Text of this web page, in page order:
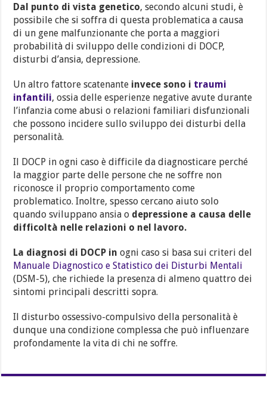
Dal punto di vista genetico, secondo alcuni studi, è
possibile che si soffra di questa problematica a causa
di un gene malfunzionante che porta a maggiori
probabilità di sviluppo delle condizioni di DOCP,
disturbi d’ansia, depressione.
Un altro fattore scatenante invece sono i traumi
infantili, ossia delle esperienze negative avute durante
l’infanzia come abusi o relazioni familiari disfunzionali
che possono incidere sullo sviluppo dei disturbi della
personalità.
Il DOCP in ogni caso è difficile da diagnosticare perché
la maggior parte delle persone che ne soffre non
riconosce il proprio comportamento come
problematico. Inoltre, spesso cercano aiuto solo
quando sviluppano ansia o depressione a causa delle
difficoltà nelle relazioni o nel lavoro.
La diagnosi di DOCP in ogni caso si basa sui criteri del
Manuale Diagnostico e Statistico dei Disturbi Mentali
(DSM-5), che richiede la presenza di almeno quattro dei
sintomi principali descritti sopra.
Il disturbo ossessivo-compulsivo della personalità è
dunque una condizione complessa che può influenzare
profondamente la vita di chi ne soffre.